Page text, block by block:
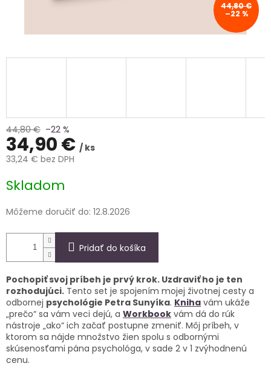
44,80 €
–22 %
44,80 € –22 %
34,90 € / ks
33,24 € bez DPH
cena:
Skladom
Môžeme doručiť do: 12.8.2026
Pridať do košíka
Pochopiť svoj príbeh je prvý krok. Uzdraviť ho je ten
rozhodujúci. Tento set je spojením mojej životnej cesty a
odbornej psychológie Petra Sunyíka. Kniha vám ukáže
„prečo“ sa vám veci dejú, a Workbook vám dá do rúk
nástroje „ako“ ich začať postupne zmeniť. Môj príbeh, v
ktorom sa nájde množstvo žien spolu s odbornými
skúsenosťami pána psychológa, v sade 2 v 1 zvýhodnenú
cenu.